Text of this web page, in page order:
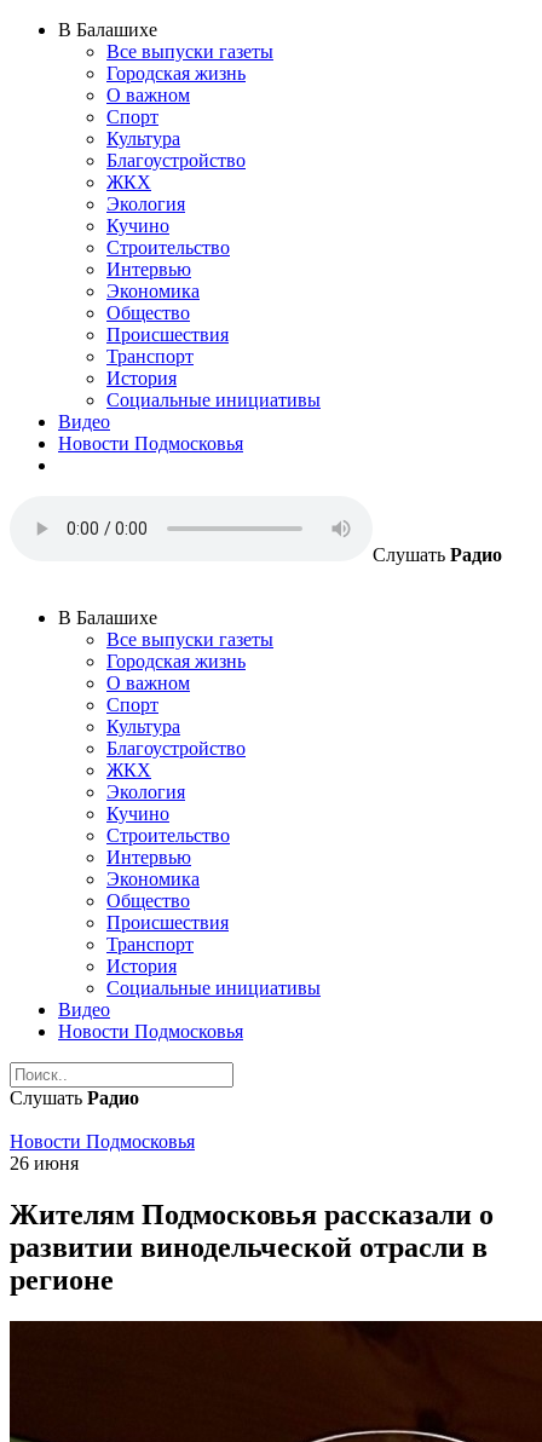
В Балашихе
Все выпуски газеты
Городская жизнь
О важном
Спорт
Культура
Благоустройство
ЖКХ
Экология
Кучино
Строительство
Интервью
Экономика
Общество
Происшествия
Транспорт
История
Социальные инициативы
Видео
Новости Подмосковья
Слушать Радио
В Балашихе
Все выпуски газеты
Городская жизнь
О важном
Спорт
Культура
Благоустройство
ЖКХ
Экология
Кучино
Строительство
Интервью
Экономика
Общество
Происшествия
Транспорт
История
Социальные инициативы
Видео
Новости Подмосковья
Слушать Радио
Новости Подмосковья
26 июня
Жителям Подмосковья рассказали о
развитии винодельческой отрасли в
регионе